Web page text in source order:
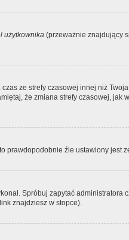
użytkownika (przeważnie znajdujący
ze strefy czasowej innej niż
że zmiana strefy czasowej,
źle ustawiony jest
Spróbuj zapytać
znajdziesz w stopce).